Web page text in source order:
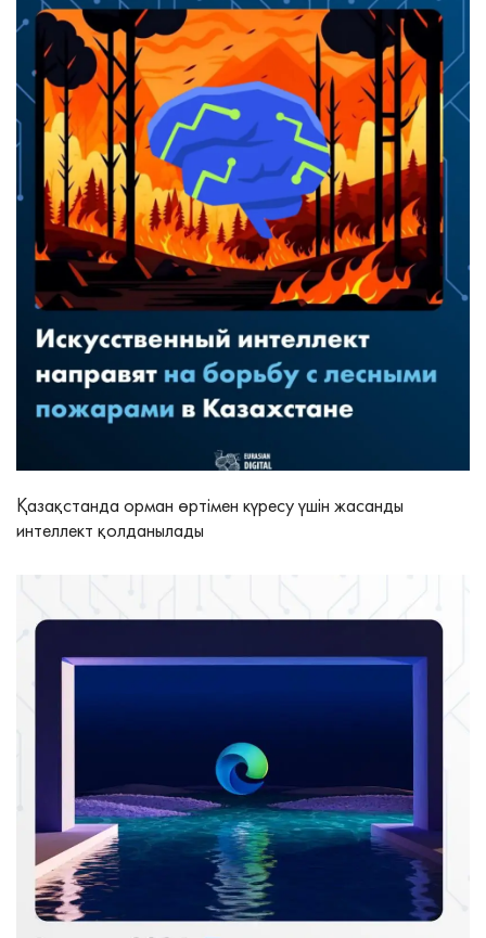
Қазақстанда орман өртімен күресу үшін жасанды
интеллект қолданылады